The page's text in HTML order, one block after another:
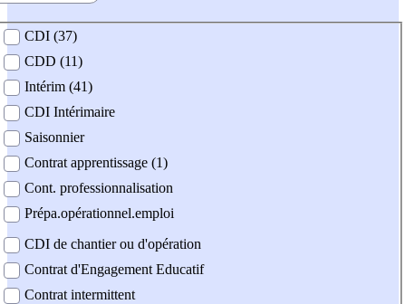
contrat
CDI (37)
CDD (11)
Intérim (41)
CDI Intérimaire
Saisonnier
Contrat apprentissage (1)
Cont. professionnalisation
Prépa.opérationnel.emploi
CDI de chantier ou d'opération
Contrat d'Engagement Educatif
Contrat intermittent